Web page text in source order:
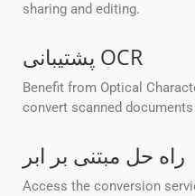
sharing and editing.
پشتیبانی OCR
Benefit from Optical
convert scanned
راه حل مبتنی بر ابر
Access the conversion